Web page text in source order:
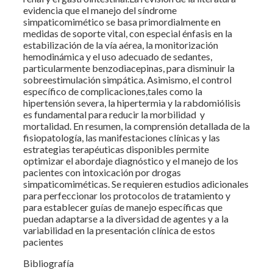
evidencia que el manejo del síndrome
simpaticomimético se basa primordialmente en
medidas de soporte vital, con especial énfasis en la
estabilización de la vía aérea, la monitorización
hemodinámica y el uso adecuado de sedantes,
particularmente benzodiacepinas, para disminuir la
sobreestimulación simpática. Asimismo, el control
específico de complicaciones,tales como la
hipertensión severa, la hipertermia y la rabdomiólisis
es fundamental para reducir la morbilidad y
mortalidad. En resumen, la comprensión detallada de la
fisiopatología, las manifestaciones clínicas y las
estrategias terapéuticas disponibles permite
optimizar el abordaje diagnóstico y el manejo de los
pacientes con intoxicación por drogas
simpaticomiméticas. Se requieren estudios adicionales
para perfeccionar los protocolos de tratamiento y
para establecer guías de manejo específicas que
puedan adaptarse a la diversidad de agentes y a la
variabilidad en la presentación clínica de estos
pacientes
Bibliografía